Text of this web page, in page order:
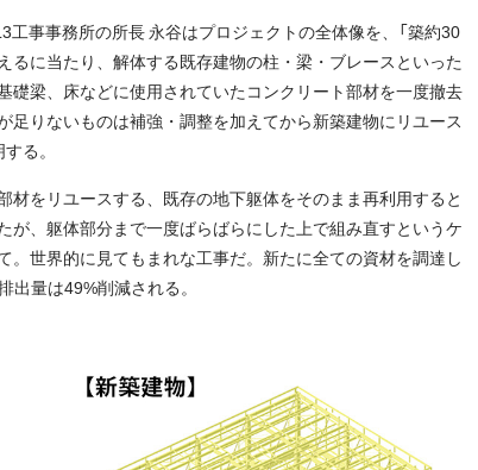
工事事務所の所長 永谷はプロジェクトの全体像を、「築約30
るに当たり、解体する既存建物の柱・梁・ブレースといった
礎梁、床などに使用されていたコンクリート部材を一度撤去
足りないものは補強・調整を加えてから新築建物にリユース
る。
材をリユースする、既存の地下躯体をそのまま再利用すると
が、躯体部分まで一度ばらばらにした上で組み直すというケ
。世界的に見てもまれな工事だ。新たに全ての資材を調達し
出量は49%削減される。